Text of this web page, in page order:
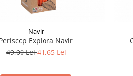
Navir
Explora Navir
49,00 Lei41,65 Lei